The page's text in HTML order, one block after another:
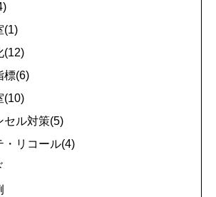
(1)
(12)
標(6)
(10)
セル対策(5)
・リコール(4)